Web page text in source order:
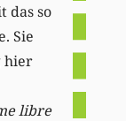
das so
Sie
hier
libre